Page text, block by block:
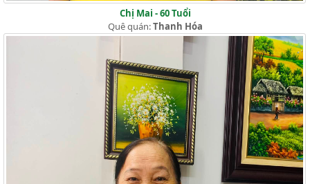
Chị Mai - 60 Tuổi
Quê quán:Thanh Hóa